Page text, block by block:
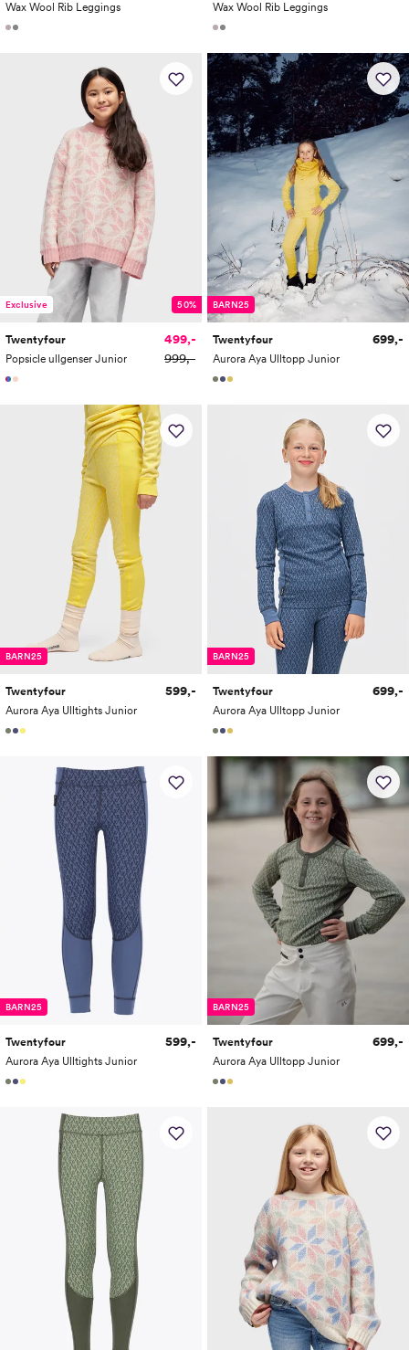
Wax Wool Rib Leggings
Wax Wool Rib Leggings
Exclusive 50%
Twentyfour
Popsicle ullgenser Junior
499,-
999,-
BARN25
Twentyfour
Aurora Aya Ulltopp Junior
699,-
BARN25
Twentyfour
Aurora Aya Ulltights Junior
599,-
BARN25
Twentyfour
Aurora Aya Ulltopp Junior
699,-
BARN25
Twentyfour
Aurora Aya Ulltights Junior
599,-
BARN25
Twentyfour
Aurora Aya Ulltopp Junior
699,-